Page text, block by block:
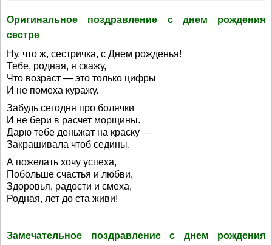
Оригинальное поздравление с днем рождения
сестре
Ну, что ж, сестричка, с Днем рожденья!
Тебе, родная, я скажу,
Что возраст — это только цифры
И не помеха куражу.
Забудь сегодня про болячки
И не бери в расчет морщины.
Дарю тебе деньжат на краску —
Закрашивала чтоб седины.
А пожелать хочу успеха,
Побольше счастья и любви,
Здоровья, радости и смеха,
Родная, лет до ста живи!
Замечательное поздравление с днем рождения